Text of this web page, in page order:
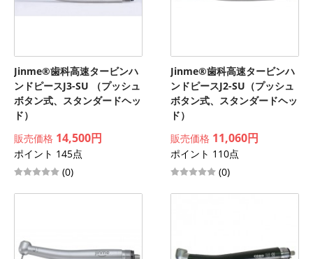
Jinme®歯科高速タービンハ
ンドピースJ3-SU （プッシュ
ボタン式、スタンダードヘッ
ド）
販売価格 14,500円
ポイント 145点
(0)
Jinme®歯科高速タービンハ
ンドピースJ2-SU（プッシュ
ボタン式、スタンダードヘッ
ド）
販売価格 11,060円
ポイント 110点
(0)